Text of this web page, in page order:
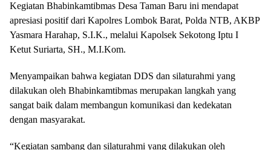
Kegiatan Bhabinkamtibmas Desa Taman Baru ini mendapat
apresiasi positif dari Kapolres Lombok Barat, Polda NTB, AKBP
Yasmara Harahap, S.I.K., melalui Kapolsek Sekotong Iptu I
Ketut Suriarta, SH., M.I.Kom.
Menyampaikan bahwa kegiatan DDS dan silaturahmi yang
dilakukan oleh Bhabinkamtibmas merupakan langkah yang
sangat baik dalam membangun komunikasi dan kedekatan
dengan masyarakat.
“Kegiatan sambang dan silaturahmi yang dilakukan oleh